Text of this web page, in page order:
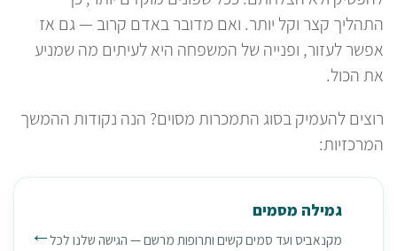
התהליך קצר וקל יותר. ואם מדובר באדם קרוב — גם אז
אפשר לעזור, ופנייה של המשפחה היא לעיתים מה שמניע
את הכול.
רוצים להעמיק בסוג התמכרות מסוים? הנה נקודות ההמשך
המרכזיות:
גמילה מסמים
מקנאביס ועד סמים קשים ותרופות מרשם — הגישה שלנו לכל